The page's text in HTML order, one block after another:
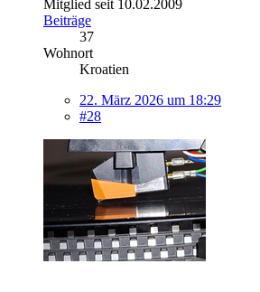
Mitglied seit 10.02.2009
Beiträge
37
Wohnort
Kroatien
22. März 2026 um 18:29
#28